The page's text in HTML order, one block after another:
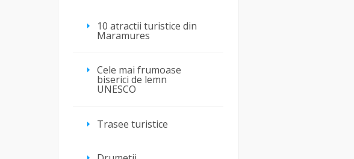
10 atractii turistice din
Maramures
Cele mai frumoase
biserici de lemn
UNESCO
Trasee turistice